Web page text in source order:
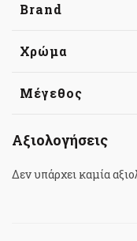
Brand
Χρώμα
Μέγεθος
Αξιολογήσεις
Δεν υπάρχει καμία